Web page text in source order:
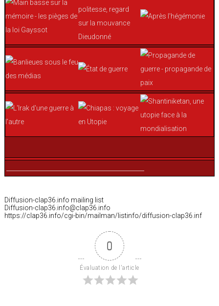
Diffusion-clap36.info mailing list
Diffusion-clap36.info@clap36.info
https://clap36.info/cgi-bin/mailman/listinfo/diffusion-clap36.inf
0
Évaluation de l'article